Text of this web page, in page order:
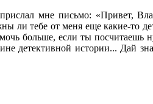
мне письмо: «Привет,
ли тебе от меня еще какие-то
больше, если ты
детективной истории... Дай